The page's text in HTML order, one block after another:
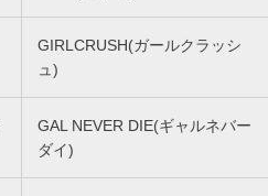
GIRLCRUSH(ガールクラッシ
ュ)
GAL NEVER DIE(ギャルネバー
ダイ)